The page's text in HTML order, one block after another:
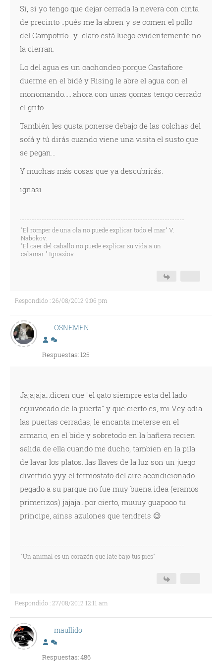
Si, si yo tengo que dejar cerrada la nevera con cinta
de precinto ..pués me la abren y se comen el pollo
del Campofrío.. y...claro está luego evidentemente no
la cierran.
Lo del agua es un cachondeo porque Castafiore
duerme en el bidé y Rising le abre el agua con el
monomando......ahora con unas gomas tengo cerrado
el grifo....
También les gusta ponerse debajo de las colchas del
sofá y tú dirás cuando viene una visita el susto que
se pegan...
Y muchas más cosas que ya descubrirás.
ignasi
"El romper de una ola no puede explicar todo el mar" V.
Nabokov.
"El caer del caballo no puede explicar su vida a un
calamar " Ignaziov.
Respondido : 26/08/2012 9:06 pm
OSNEMEN
Respuestas: 125
Jajajaja...dicen que "el gato siempre esta del lado
equivocado de la puerta" y que cierto es, mi Vey odia
las puertas cerradas, le encanta meterse en el
armario, en el bide y sobretodo en la bañera recien
salida de ella cuando me ducho, tambien en la pila
de lavar los platos...las llaves de la luz son un juego
divertido yyy el termostato del aire acondicionado
pegado a su parque no fue muy buena idea (eramos
primerizos) jajaja...por cierto, muuuy guapooo tu
principe, ainss azulones que tendreis 😉
"Un animal es un corazón que late bajo tus pies"
Respondido : 27/08/2012 12:11 am
maullido
Respuestas: 486